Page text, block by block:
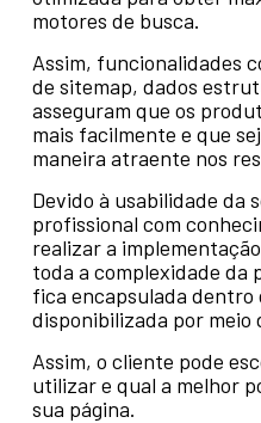
motores de busca.
Assim, funcionalidades
de sitemap, dados
asseguram que os
mais facilmente e que
maneira atraente nos
Devido à usabilidade da
profissional com
realizar a
toda a complexidade da
fica encapsulada dentro
disponibilizada por meio
Assim, o cliente pode
utilizar e qual a melhor
sua página.